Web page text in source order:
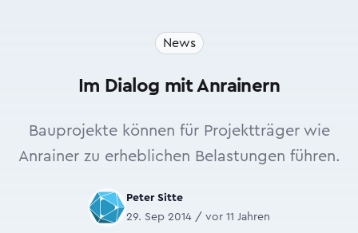
News
Im Dialog mit Anrainern
Bauprojekte können für Projektträger wie
Anrainer zu erheblichen Belastungen führen.
Peter Sitte
29. Sep 2014 / vor 11 Jahren